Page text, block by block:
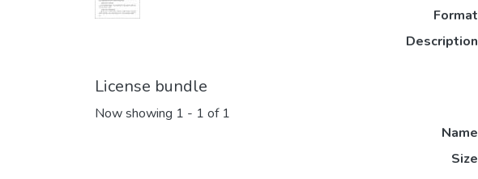
License bundle
Now showing 1 - 1 of 1